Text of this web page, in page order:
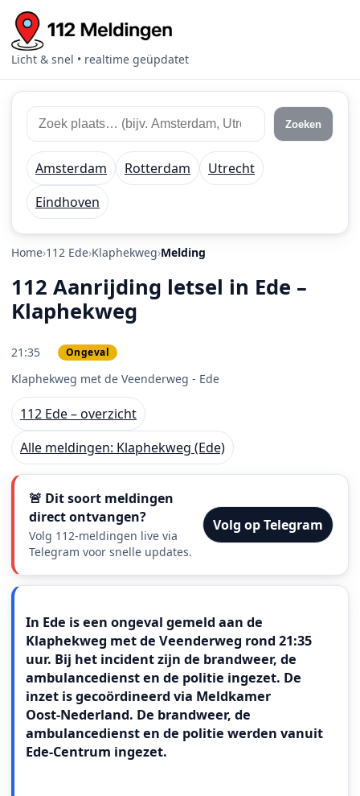
Licht & snel • realtime geüpdatet
Zoek 112 meldingen
Zoek plaats of regio Zoeken
Amsterdam Rotterdam
Utrecht
Eindhoven
Home 112 Ede Klaphekweg Melding
112 Aanrijding letsel in Ede –
Klaphekweg
21:35 Ongeval
Klaphekweg met de Veenderweg - Ede
112 Ede – overzicht
Alle meldingen: Klaphekweg (Ede)
🚨 Dit soort meldingen
direct ontvangen?
Volg 112-meldingen live via
Telegram voor snelle updates.
Volg op Telegram
In Ede is een ongeval gemeld aan de
Klaphekweg met de Veenderweg rond 21:35
uur. Bij het incident zijn de brandweer, de
ambulancedienst en de politie ingezet. De
inzet is gecoördineerd via Meldkamer
Oost‑Nederland. De brandweer, de
ambulancedienst en de politie werden vanuit
Ede-Centrum ingezet.